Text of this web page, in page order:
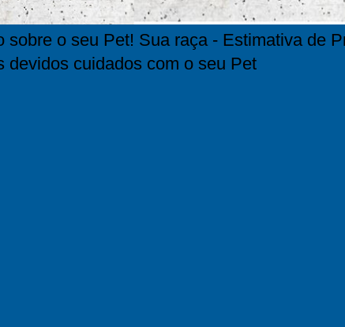
o seu Pet! Sua raça - Estimativa de
devidos cuidados com o seu Pet